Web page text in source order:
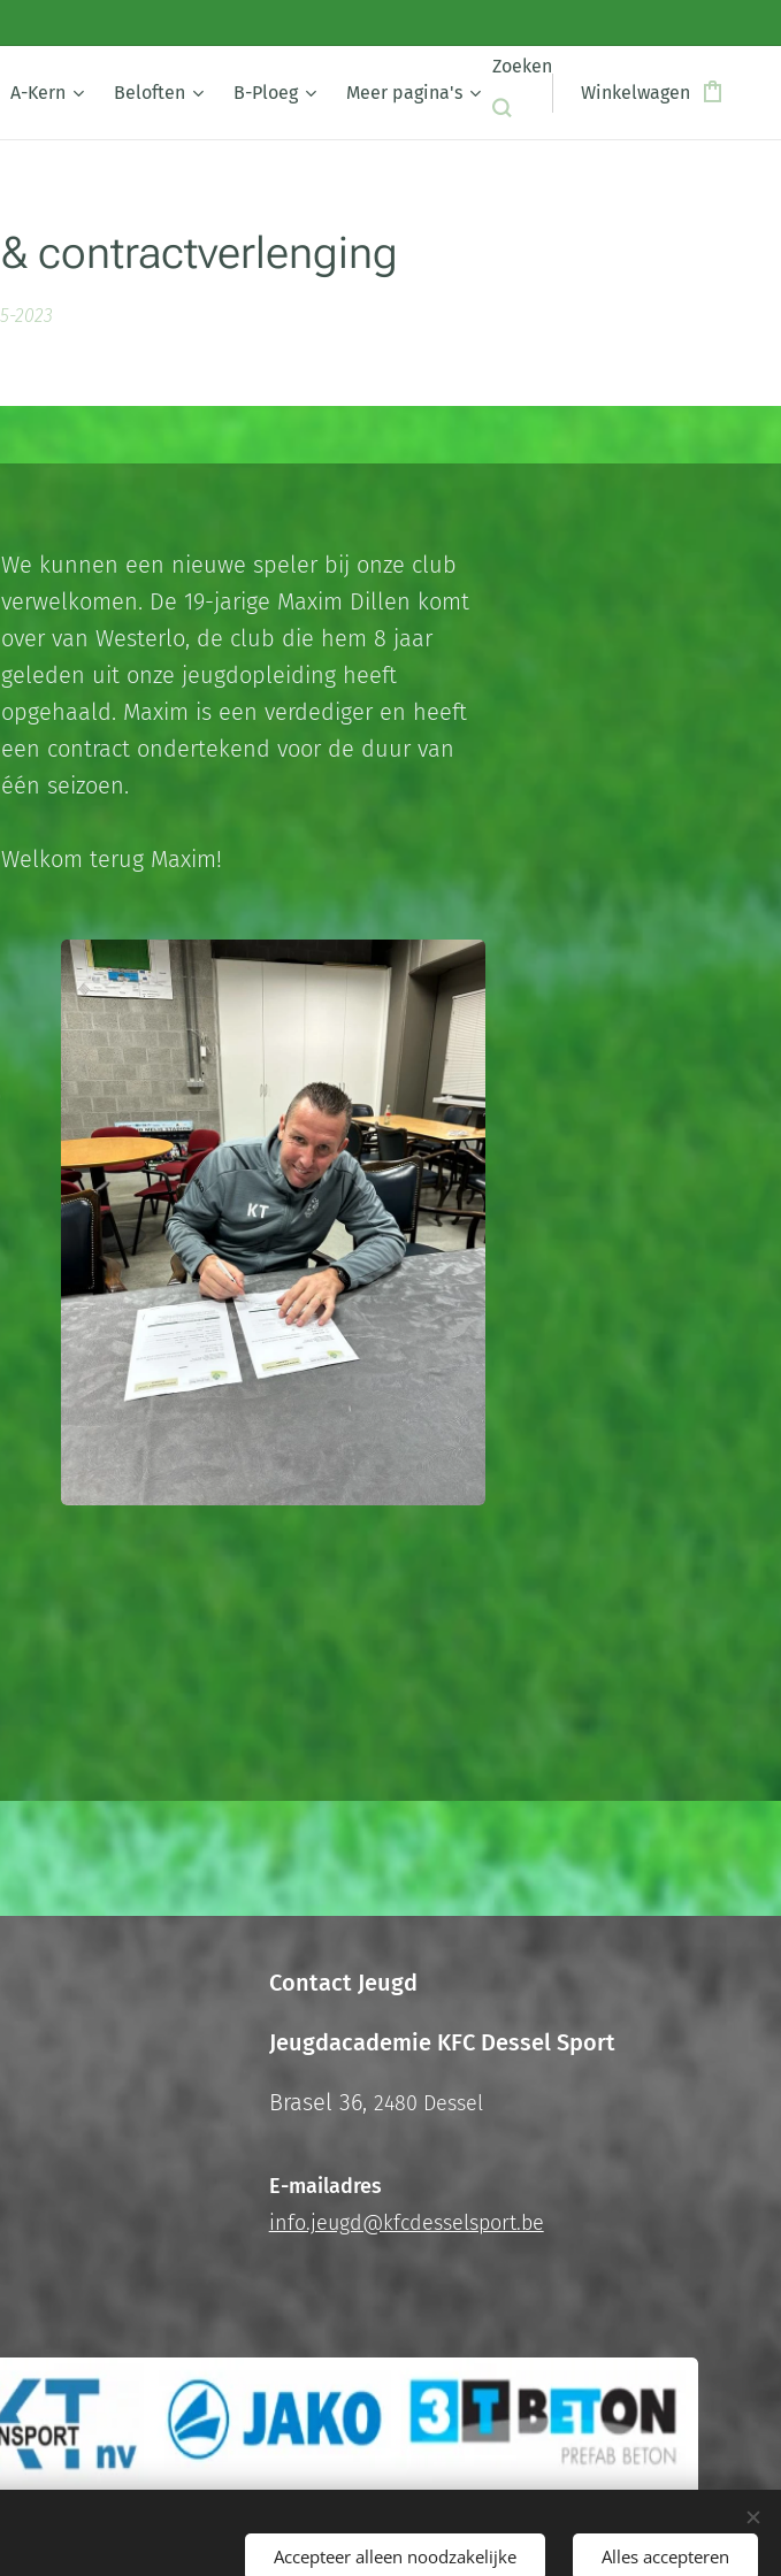
A-Kern Beloften B-Ploeg Meer pagina's
Zoeken
Winkelwagen
contractverlenging
2023
We kunnen een nieuwe speler bij onze club
verwelkomen. De 19-jarige Maxim Dillen komt
over van Westerlo, de club die hem 8 jaar
geleden uit onze jeugdopleiding heeft
opgehaald. Maxim is een verdediger en heeft
een contract ondertekend voor de duur van
één seizoen.
Welkom terug Maxim!
Contact Jeugd
Jeugdacademie KFC Dessel Sport
Brasel 36, 2480 Dessel
E-mailadres
info.jeugd@kfcdesselsport.be
Accepteer alleen noodzakelijke Alles accepteren